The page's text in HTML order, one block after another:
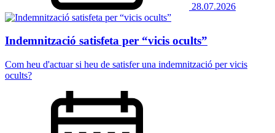
28.07.2026
Indemnització satisfeta per “vicis ocults”
Com heu d'actuar si heu de satisfer una indemnització per vicis
ocults?